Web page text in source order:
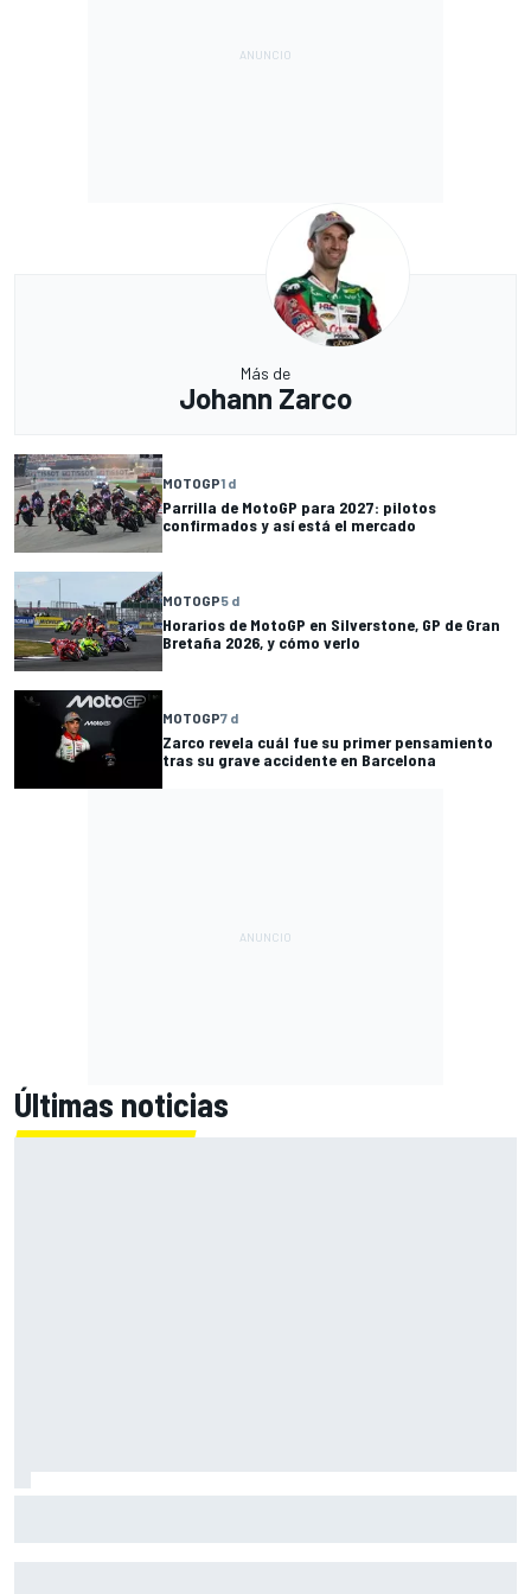
Más de
Johann Zarco
MOTOGP1 d
Parrilla de MotoGP para 2027: pilotos
confirmados y así está el mercado
MOTOGP5 d
Horarios de MotoGP en Silverstone, GP de Gran
Bretaña 2026, y cómo verlo
MOTOGP7 d
Zarco revela cuál fue su primer pensamiento
tras su grave accidente en Barcelona
Últimas noticias